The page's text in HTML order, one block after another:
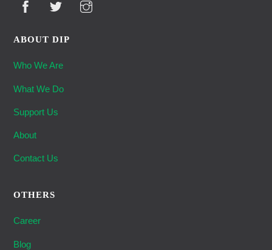
ABOUT DIP
Who We Are
What We Do
Support Us
About
Contact Us
OTHERS
Career
Blog